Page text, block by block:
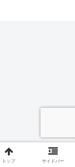
トップ サイドバー